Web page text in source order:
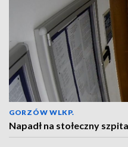
GORZÓW WLKP.
Napadł na stołeczny